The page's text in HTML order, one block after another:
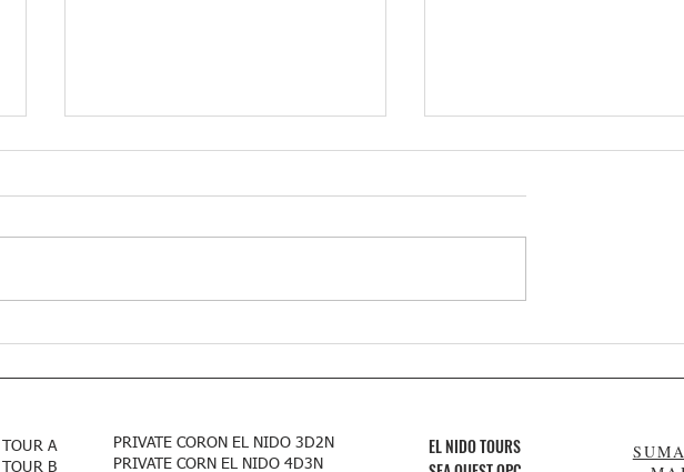
El Nido Coron Expedition
Mga pasyalan sa Pilipinas.
A
B
PRIVATE CORON EL NIDO 3D2N
PRIVATE CORN EL NIDO 4D3N
EL NIDO TOURS